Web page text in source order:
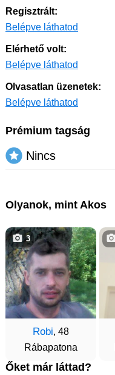
Regisztrált:
Belépve láthatod
Elérhető volt:
Belépve láthatod
Olvasatlan üzenetek:
Belépve láthatod
Prémium tagság
Nincs
Olyanok, mint Akos
Robi, 48
Rábapatona
3
Őket már láttad?